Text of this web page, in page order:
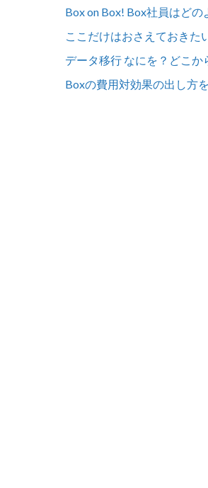
Box on Box! Box社員はど
ここだけはおさえておきた
データ移行 なにを？どこ
Boxの費用対効果の出し方